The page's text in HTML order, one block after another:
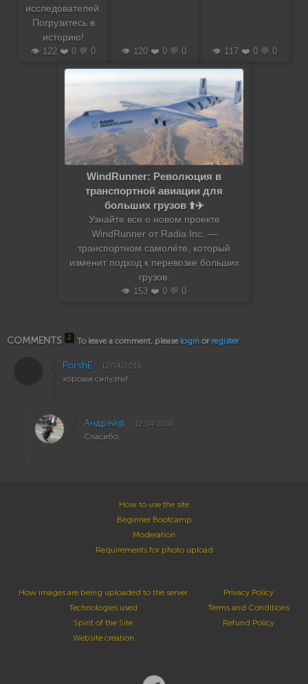
исследователей.
Погрузитесь в
историю!
👁️ 122 ❤️ 0 💬 0
👁️ 120 ❤️ 0 💬 0 👁️ 117 ❤️ 0 💬 0
WindRunner: Революция в
транспортной авиации для
больших грузов ⬆️✈️
Узнайте все о новом проекте
WindRunner от Radia Inc. —
транспортном самолёте, который
изменит подход к перевозке больших
грузов.
👁️ 153 ❤️ 0 💬 0
COMMENTS 2 To leave a comment, please login or register
PorshE 12/14/2016
хороши силуэты!
Андрей@ 12/14/2016
Спасибо.
How to use the site
Beginner Bootcamp
Moderation
Requirements for photo upload
How images are being uploaded to the server
Technologies used
Spirit of the Site
Website creation
Privacy Policy
Terms and Conditions
Refund Policy